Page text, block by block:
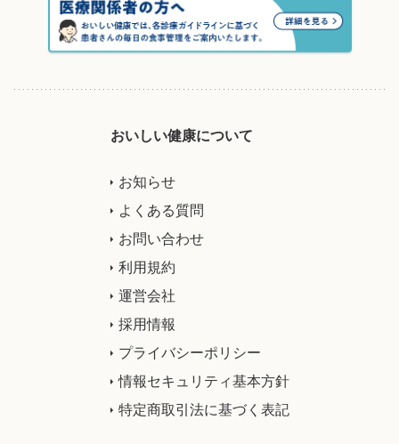
おいしい健康について
お知らせ
よくある質問
お問い合わせ
利用規約
運営会社
採用情報
プライバシーポリシー
情報セキュリティ基本方針
特定商取引法に基づく表記